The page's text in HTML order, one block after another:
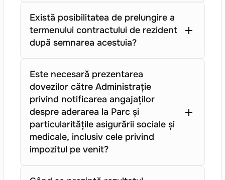
Există posibilitatea de prelungire a
termenului contractului de rezident
după semnarea acestuia?
Este necesară prezentarea
dovezilor către Administrație
privind notificarea angajaților
despre aderarea la Parc și
particularitățile asigurării sociale și
medicale, inclusiv cele privind
impozitul pe venit?